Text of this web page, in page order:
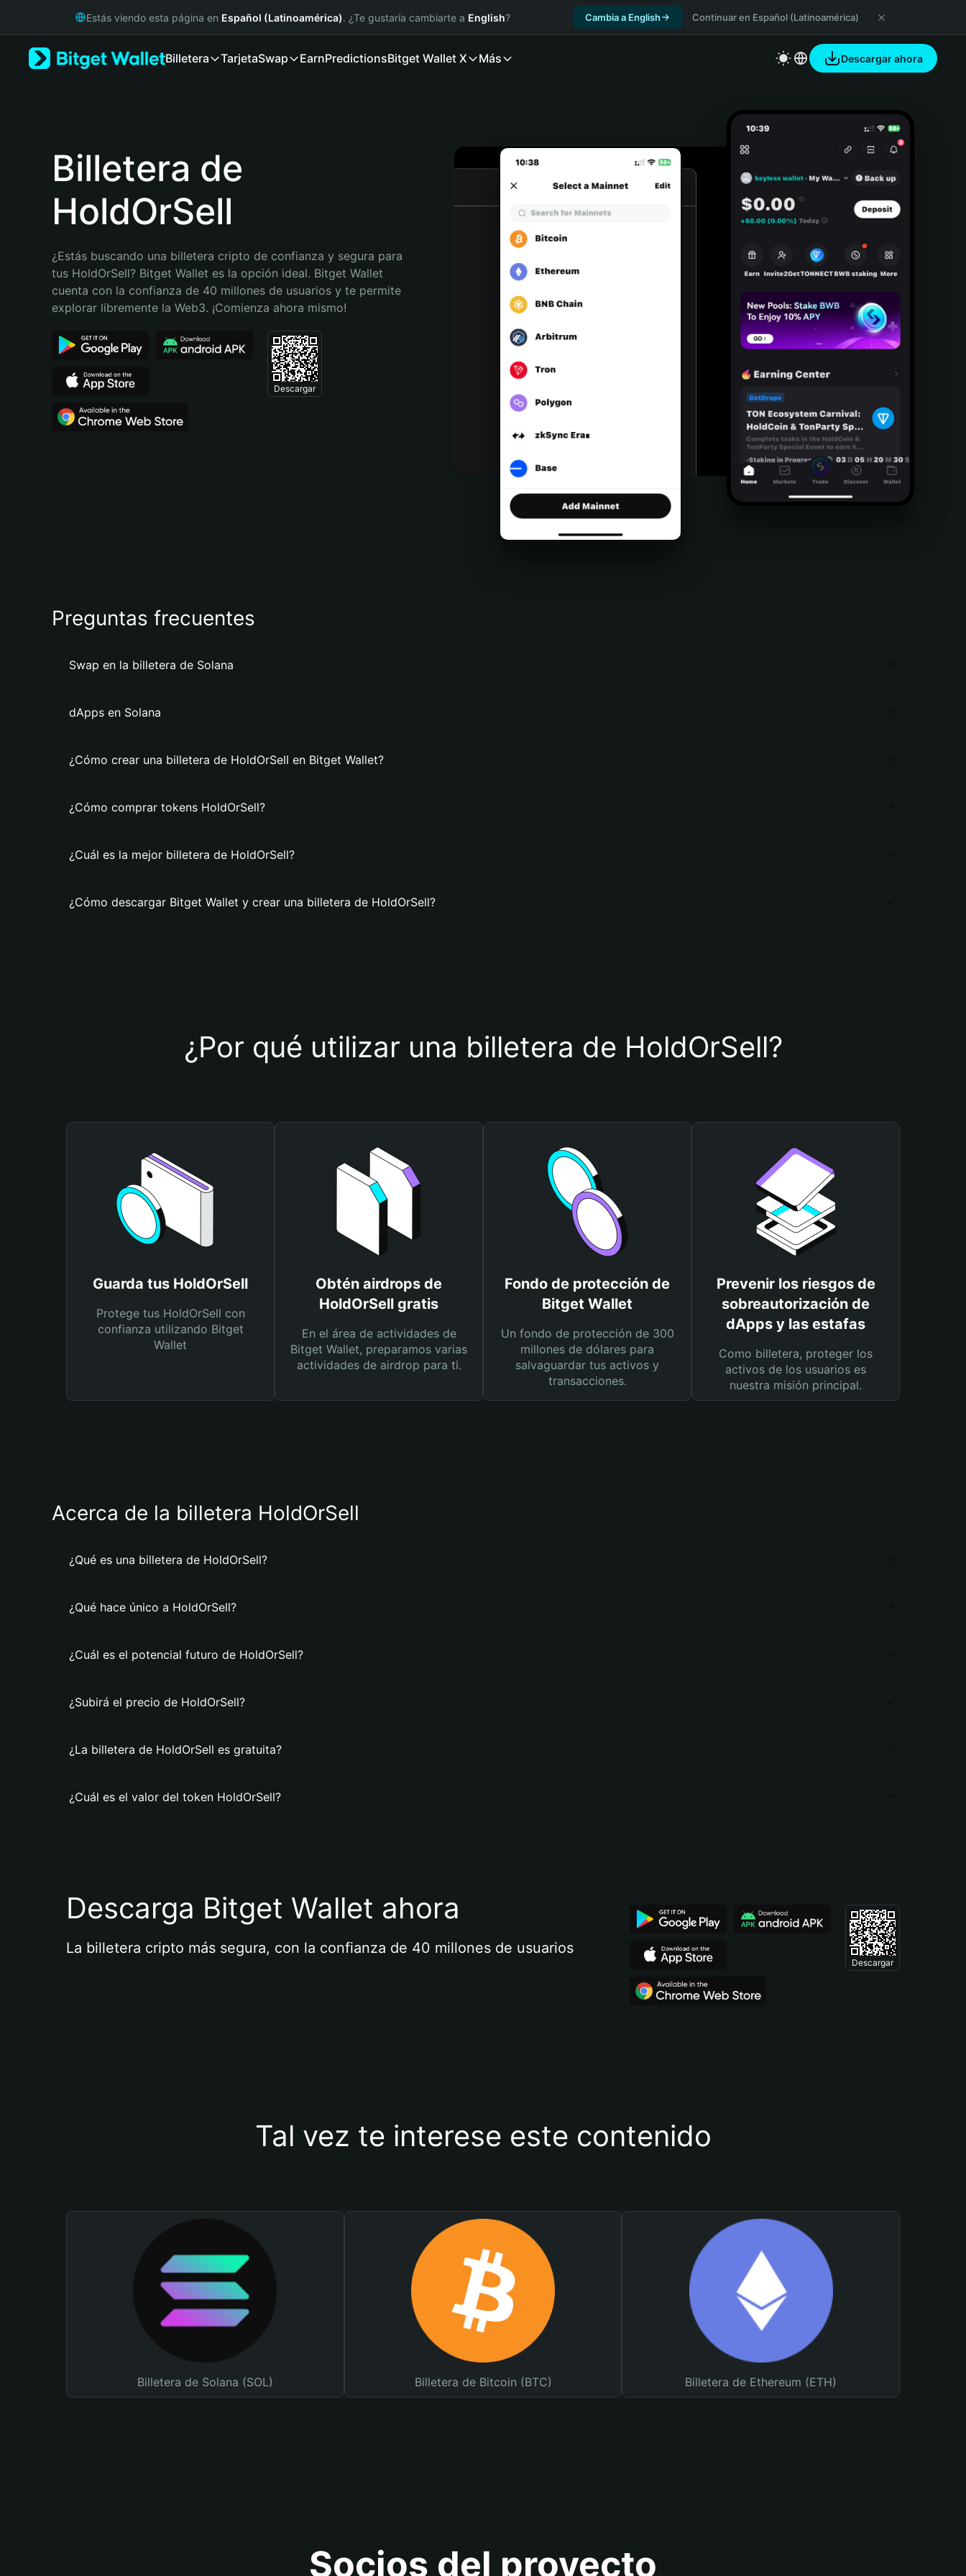
Русский
Português (Portugal)
Bahasa Indonesia
Português (Brasil)
Español (Argentina)
Estás viendo esta página en Español (Latinoamérica). ¿Te gustaría cambiarte a English? Cambia a English Continuar en Español (Latinoamérica)
Billetera TarjetaSwap EarnPredictionsBitget Wallet X Más Descargar ahora
Billetera de
HoldOrSell
¿Estás buscando una billetera cripto de confianza y segura para
tus HoldOrSell? Bitget Wallet es la opción ideal. Bitget Wallet
cuenta con la confianza de 40 millones de usuarios y te permite
explorar libremente la Web3. ¡Comienza ahora mismo!
Descargar
Preguntas frecuentes
Swap en la billetera de Solana
dApps en Solana
¿Cómo crear una billetera de HoldOrSell en Bitget Wallet?
¿Cómo comprar tokens HoldOrSell?
¿Cuál es la mejor billetera de HoldOrSell?
¿Cómo descargar Bitget Wallet y crear una billetera de HoldOrSell?
¿Por qué utilizar una billetera de HoldOrSell?
Guarda tus HoldOrSell
Protege tus HoldOrSell con
confianza utilizando Bitget
Wallet
Obtén airdrops de
HoldOrSell gratis
En el área de actividades de
Bitget Wallet, preparamos varias
actividades de airdrop para ti.
Fondo de protección de
Bitget Wallet
Un fondo de protección de 300
millones de dólares para
salvaguardar tus activos y
transacciones.
Prevenir los riesgos de
sobreautorización de
dApps y las estafas
Como billetera, proteger los
activos de los usuarios es
nuestra misión principal.
Acerca de la billetera HoldOrSell
¿Qué es una billetera de HoldOrSell?
¿Qué hace único a HoldOrSell?
¿Cuál es el potencial futuro de HoldOrSell?
¿Subirá el precio de HoldOrSell?
¿La billetera de HoldOrSell es gratuita?
¿Cuál es el valor del token HoldOrSell?
Descarga Bitget Wallet ahora
La billetera cripto más segura, con la confianza de 40 millones de usuarios
Descargar
Tal vez te interese este contenido
Billetera de Solana (SOL) Billetera de Bitcoin (BTC) Billetera de Ethereum (ETH)
Socios del proyecto